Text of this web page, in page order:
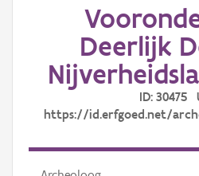
Deerlijk
ID: 30475
https://id.erfgoed.net/